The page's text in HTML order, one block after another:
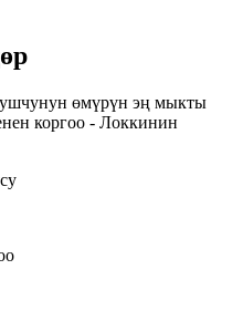
өмүрүн эң мыкты
коргоо - Локкинин